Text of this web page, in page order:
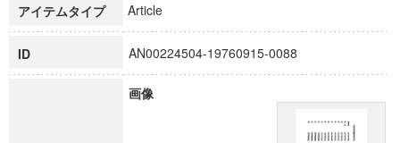
博士課程教育リーディングプログラム「超成熟社会発展のサ
アイテムタイプ Article
ID AN00224504-19760915-0088
画像